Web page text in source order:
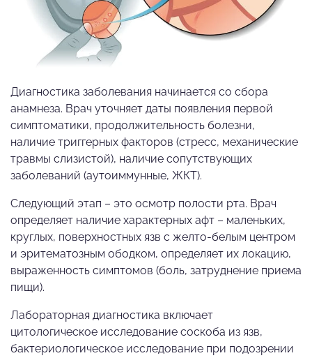
Диагностика заболевания начинается со сбора
анамнеза. Врач уточняет даты появления первой
симптоматики, продолжительность болезни,
наличие триггерных факторов (стресс, механические
травмы слизистой), наличие сопутствующих
заболеваний (аутоиммунные, ЖКТ).
Следующий этап – это осмотр полости рта. Врач
определяет наличие характерных афт – маленьких,
круглых, поверхностных язв с желто-белым центром
и эритематозным ободком, определяет их локацию,
выраженность симптомов (боль, затруднение приема
пищи).
Лабораторная диагностика включает
цитологическое исследование соскоба из язв,
бактериологическое исследование при подозрении